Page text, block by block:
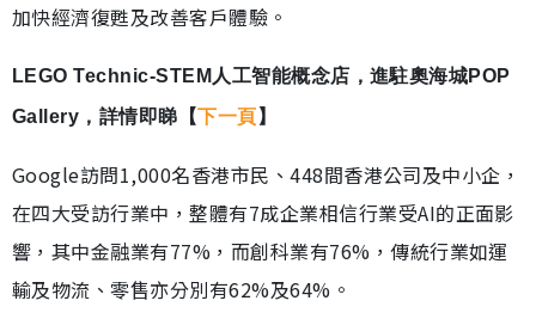
加快經濟復甦及改善客戶體驗。
LEGO Technic-STEM人工智能概念店，進駐奧海城POP
Gallery，詳情即睇【下一頁 】
Google訪問1,000名香港市民、448間香港公司及中小企，
在四大受訪行業中，整體有7成企業相信行業受AI的正面影
響，其中金融業有77%，而創科業有76%，傳統行業如運
輸及物流、零售亦分別有62%及64%。